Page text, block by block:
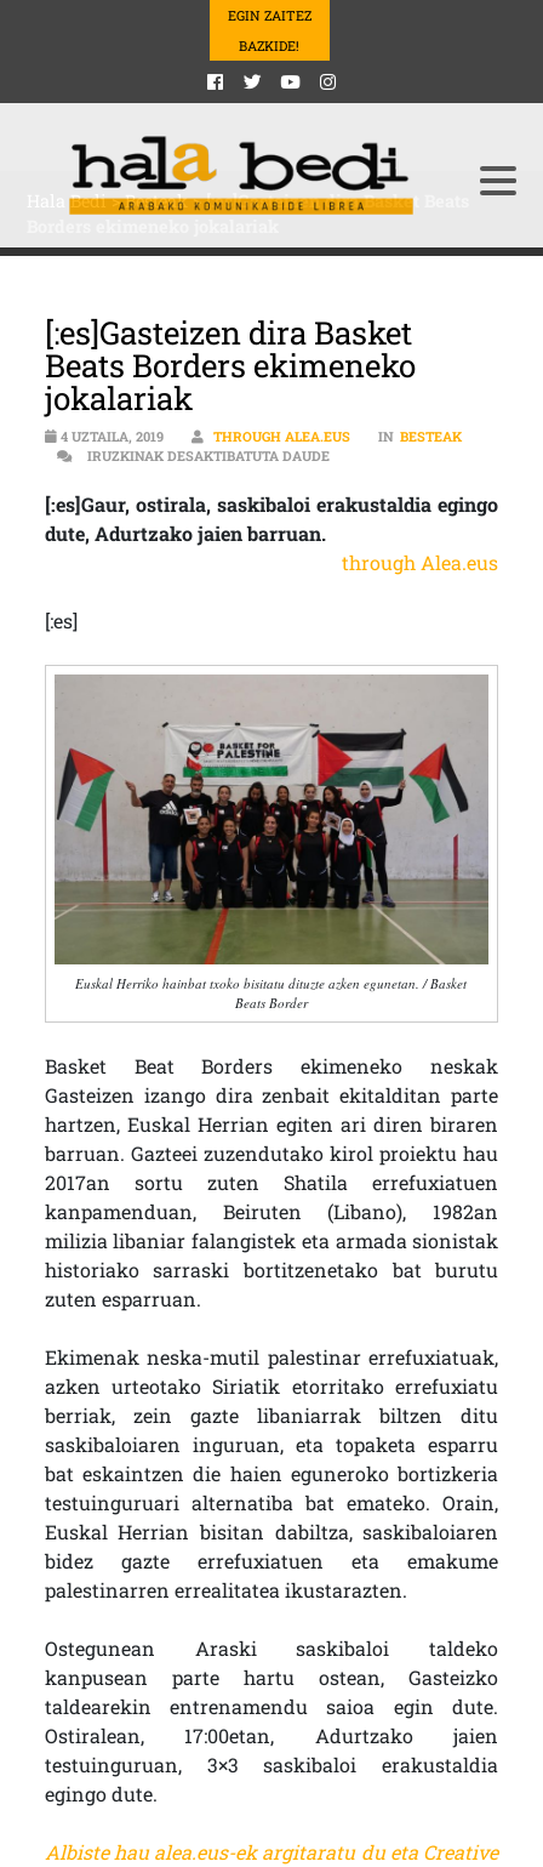
EGIN ZAITEZ
BAZKIDE!
Hala Bedi>Besteak>[:es]Gasteizen dira Basket Beats
[:es]Gasteizen dira Basket
Beats Borders ekimeneko
jokalariak
4 UZTAILA, 2019 THROUGH ALEA.EUS IN BESTEAK
IRUZKINAK DESAKTIBATUTA DAUDE[:ES]GASTEIZEN DIRA BASKET
[:es]Gaur, ostirala, saskibaloi erakustaldia egingo
dute, Adurtzako jaien barruan.
through Alea.eus
[:es]
Euskal Herriko hainbat txoko bisitatu dituzte azken egunetan. / Basket
Beats Border
Basket Beat Borders ekimeneko neskak
Gasteizen izango dira zenbait ekitalditan parte
hartzen, Euskal Herrian egiten ari diren biraren
barruan. Gazteei zuzendutako kirol proiektu hau
2017an sortu zuten Shatila errefuxiatuen
kanpamenduan, Beiruten (Libano), 1982an
milizia libaniar falangistek eta armada sionistak
historiako sarraski bortitzenetako bat burutu
zuten esparruan.
Ekimenak neska-mutil palestinar errefuxiatuak,
azken urteotako Siriatik etorritako errefuxiatu
berriak, zein gazte libaniarrak biltzen ditu
saskibaloiaren inguruan, eta topaketa esparru
bat eskaintzen die haien eguneroko bortizkeria
testuinguruari alternatiba bat emateko. Orain,
Euskal Herrian bisitan dabiltza, saskibaloiaren
bidez gazte errefuxiatuen eta emakume
palestinarren errealitatea ikustarazten.
Ostegunean Araski saskibaloi taldeko
kanpusean parte hartu ostean, Gasteizko
taldearekin entrenamendu saioa egin dute.
Ostiralean, 17:00etan, Adurtzako jaien
testuinguruan, 3×3 saskibaloi erakustaldia
egingo dute.
Albiste hau alea.eus-ek argitaratu du eta Creative